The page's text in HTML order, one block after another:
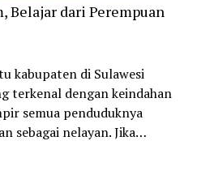
Belajar dari Perempuan
kabupaten di Sulawesi
terkenal dengan keindahan
semua penduduknya
sebagai nelayan. Jika…